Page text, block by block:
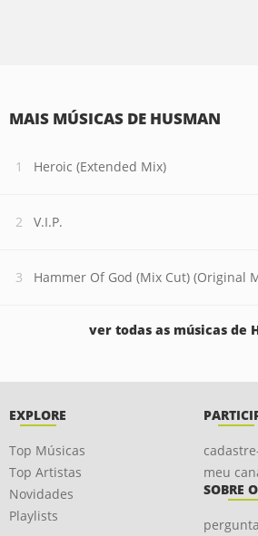
MAIS MÚSICAS DE HUSMAN
Heroic (Extended Mix)
V.I.P.
Hammer Of God (Mix Cut) (Original
ver todas as músicas de
EXPLORE
Top Músicas
Top Artistas
Novidades
Playlists
meu
SOBRE